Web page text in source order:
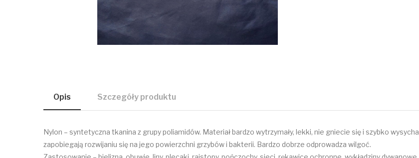
Opis Szczegóły produktu
Nylon – syntetyczna tkanina z grupy poliamidów. Materiał bardzo wytrzymały, lekki, nie gniecie się i szybko
zapobiegają rozwijaniu się na jego powierzchni grzybów i bakterii. Bardzo dobrze odprowadza wilgoć.